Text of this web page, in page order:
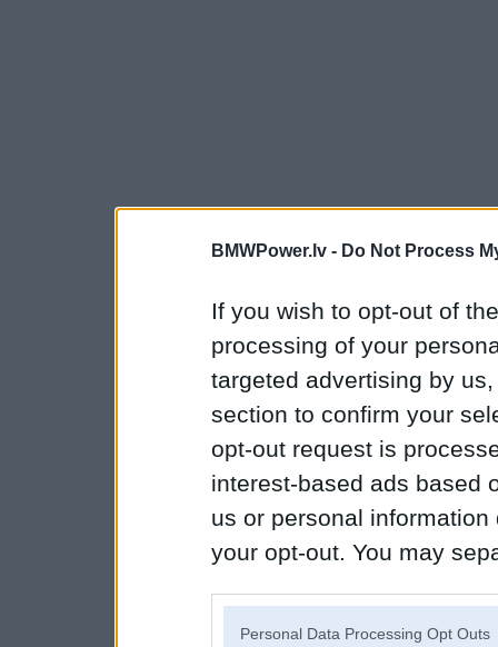
BMWPower.lv - Do Not Process
If you wish to opt-out of
processing of your
targeted advertising by
section to confirm your
opt-out request is
interest-based ads based
us or personal
your opt-out. You may
Personal Data Processing Opt Outs